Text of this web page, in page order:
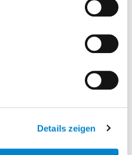
Details zeigen